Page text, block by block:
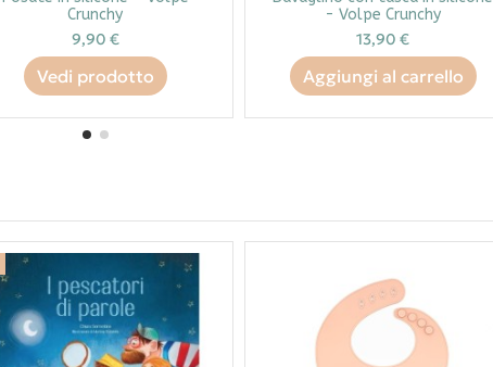
Crunchy
9,90 €
Vedi prodotto
- Volpe Crunchy
13,90 €
Aggiungi al carrello